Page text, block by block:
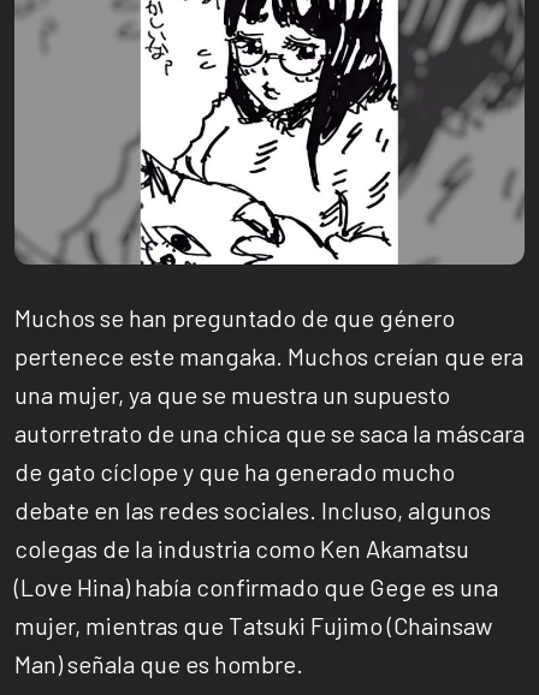
Muchos se han preguntado de que género
pertenece este mangaka. Muchos creían que era
una mujer, ya que se muestra un supuesto
autorretrato de una chica que se saca la máscara
de gato cíclope y que ha generado mucho
debate en las redes sociales. Incluso, algunos
colegas de la industria como Ken Akamatsu
(Love Hina) había confirmado que Gege es una
mujer, mientras que Tatsuki Fujimo (Chainsaw
Man) señala que es hombre.